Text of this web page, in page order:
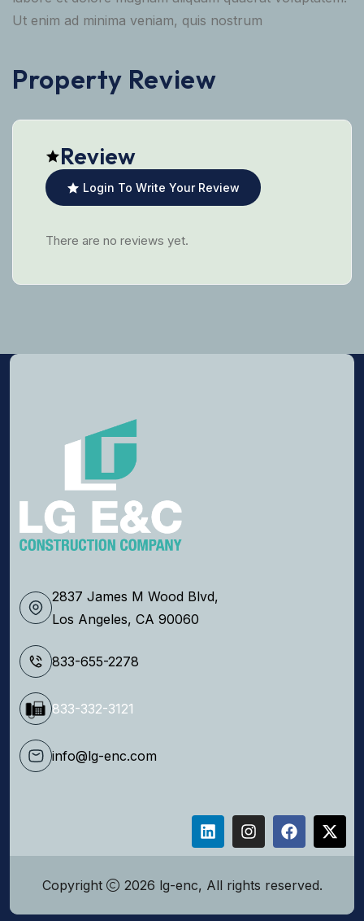
Ut enim ad minima veniam, quis nostrum
Property Review
Review
Login To Write Your Review
There are no reviews yet.
2837 James M Wood Blvd,
Los Angeles, CA 90060
833-655-2278
833-332-3121
info@lg-enc.com
Copyright 2026 lg-enc, All rights reserved.